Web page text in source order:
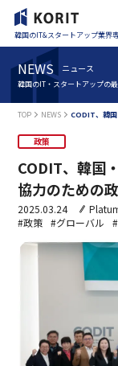
韓国のIT&スタートアップ業界
NEWS ニュース
韓国のIT・スタートアップの
TOP NEWS CODIT、韓国
政策
CODIT、韓国
協力のための
2025.03.24
#政策
#グローバル